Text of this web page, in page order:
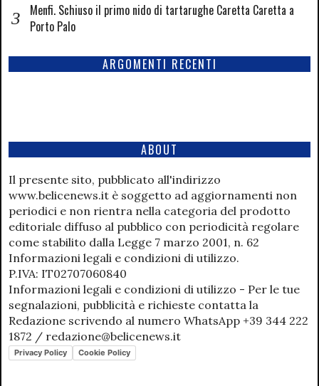
Menfi. Schiuso il primo nido di tartarughe Caretta Caretta a
Porto Palo
ARGOMENTI RECENTI
ABOUT
Il presente sito, pubblicato all'indirizzo
www.belicenews.it è soggetto ad aggiornamenti non
periodici e non rientra nella categoria del prodotto
editoriale diffuso al pubblico con periodicità regolare
come stabilito dalla Legge 7 marzo 2001, n. 62
Informazioni legali e condizioni di utilizzo.
P.IVA: IT02707060840
Informazioni legali e condizioni di utilizzo - Per le tue
segnalazioni, pubblicità e richieste contatta la
Redazione scrivendo al numero WhatsApp +39 344 222
1872 / redazione@belicenews.it
Privacy Policy Cookie Policy